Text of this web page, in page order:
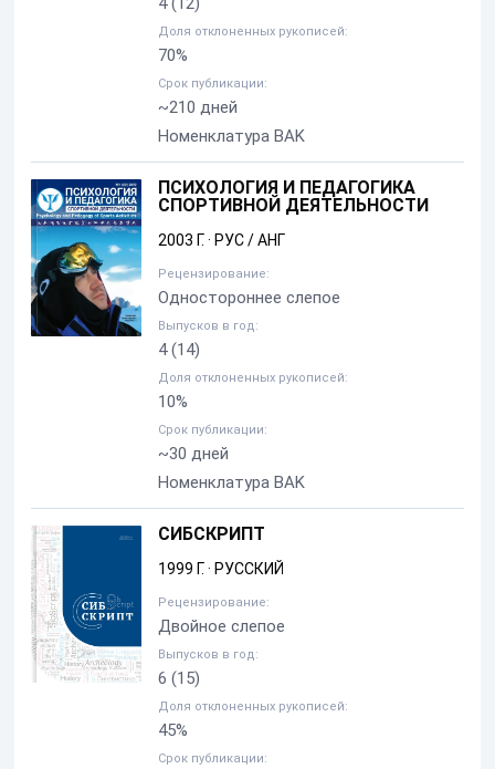
Доля отклоненных рукописей:
70%
Срок публикации:
~210 дней
Номенклатура BAK
ПСИХОЛОГИЯ И ПЕДАГОГИКА
СПОРТИВНОЙ ДЕЯТЕЛЬНОСТИ
2003 Г.· РУС / АНГ
Рецензирование:
Одностороннее слепое
Выпусков в год:
4(14)
Доля отклоненных рукописей:
10%
Срок публикации:
~30 дней
Номенклатура BAK
СИБСКРИПТ
1999 Г.· РУССКИЙ
Рецензирование:
Двойное слепое
Выпусков в год:
6 (15)
Доля отклоненных рукописей:
45%
Срок публикации: